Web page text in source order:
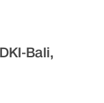
Bali,